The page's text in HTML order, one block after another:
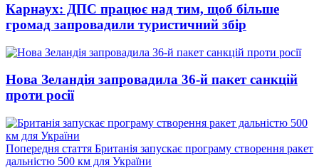
Карнаух: ДПС працює над тим, щоб більше
громад запровадили туристичний збір
Нова Зеландія запровадила 36-й пакет санкцій
проти росії
Попередня стаття Попередній
запис:
Британія запускає програму створення ракет
дальністю 500 км для України